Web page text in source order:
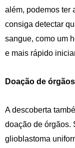
além, podemos ter
consiga detectar
sangue, como um
e mais rápido
Doação de órgãos
A descoberta
doação de órgãos.
glioblastoma